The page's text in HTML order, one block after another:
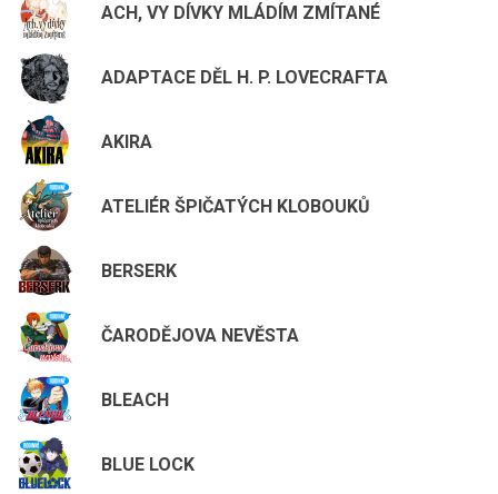
ACH, VY DÍVKY MLÁDÍM ZMÍTANÉ
ADAPTACE DĚL H. P. LOVECRAFTA
AKIRA
ATELIÉR ŠPIČATÝCH KLOBOUKŮ
BERSERK
ČARODĚJOVA NEVĚSTA
BLEACH
BLUE LOCK